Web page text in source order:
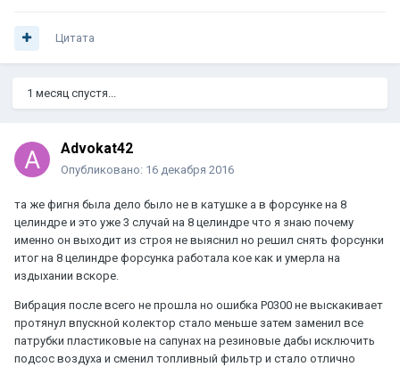
Цитата
1 месяц спустя...
Advokat42
Опубликовано: 16 декабря 2016
та же фигня была дело было не в катушке а в форсунке на 8
целиндре и это уже 3 случай на 8 целиндре что я знаю почему
именно он выходит из строя не выяснил но решил снять форсунки
итог на 8 целиндре форсунка работала кое как и умерла на
издыхании вскоре.
Вибрация после всего не прошла но ошибка P0300 не выскакивает
протянул впускной колектор стало меньше затем заменил все
патрубки пластиковые на сапунах на резиновые дабы исключить
подсос воздуха и сменил топливный фильтр и стало отлично